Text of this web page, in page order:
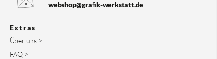
webshop@grafik-werkstatt.de
Extras
Über uns >
FAQ >